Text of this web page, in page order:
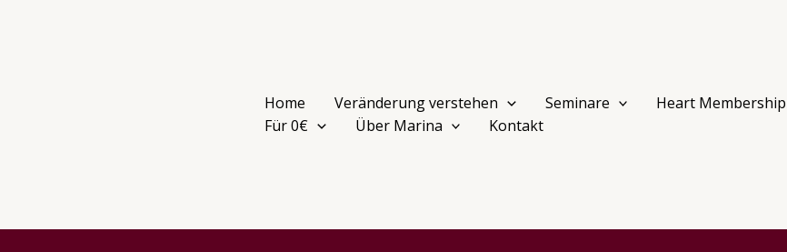
Home Veränderung verstehen Seminare Heart Membership
Für 0€
Über Marina Kontakt